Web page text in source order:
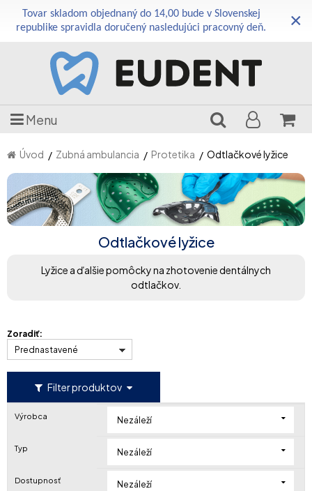
Tovar skladom objednaný do 14,00 bude v Slovenskej
republike spravidla doručený nasledujúci pracovný deň.
×
Menu
Úvod Zubná ambulancia Protetika Odtlačkové lyžice
Odtlačkové lyžice
Lyžice a ďalšie pomôcky na zhotovenie dentálnych
odtlačkov.
Filter produktov
Zoradiť:
Prednastavené
Výrobca Nezáleží
Typ Nezáleží
Dostupnosť Nezáleží